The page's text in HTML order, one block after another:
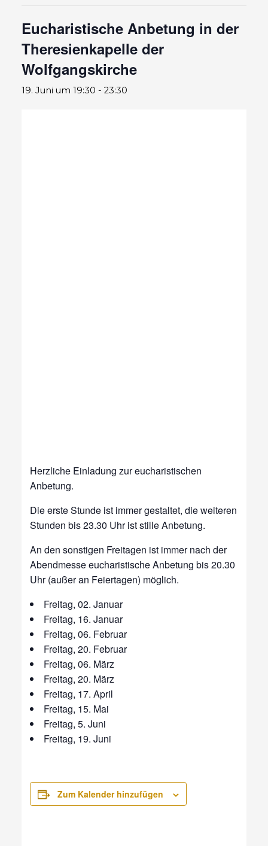
Eucharistische Anbetung in der
Theresienkapelle der
Wolfgangskirche
19. Juni um 19:30 - 23:30
Herzliche Einladung zur eucharistischen
Anbetung.
Die erste Stunde ist immer gestaltet, die weiteren
Stunden bis 23.30 Uhr ist stille Anbetung.
An den sonstigen Freitagen ist immer nach der
Abendmesse eucharistische Anbetung bis 20.30
Uhr (außer an Feiertagen) möglich.
Freitag, 02. Januar
Freitag, 16. Januar
Freitag, 06. Februar
Freitag, 20. Februar
Freitag, 06. März
Freitag, 20. März
Freitag, 17. April
Freitag, 15. Mai
Freitag, 5. Juni
Freitag, 19. Juni
Zum Kalender hinzufügen